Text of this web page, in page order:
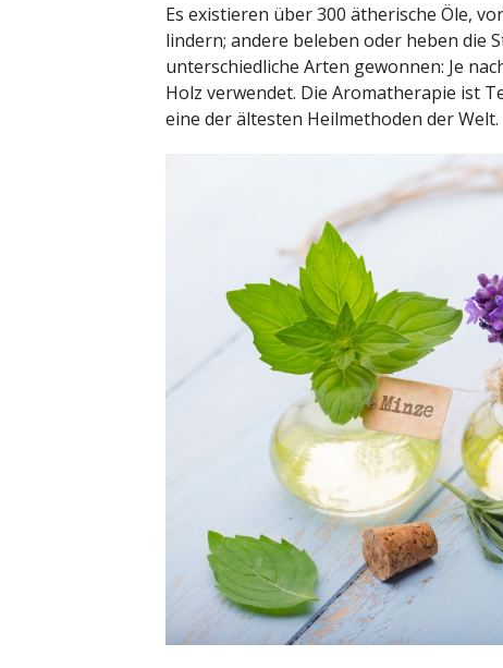
Es existieren über 300 ätherische Öle,
lindern; andere beleben oder heben die
unterschiedliche Arten gewonnen: Je
Holz verwendet. Die Aromatherapie ist
eine der ältesten Heilmethoden der Welt.